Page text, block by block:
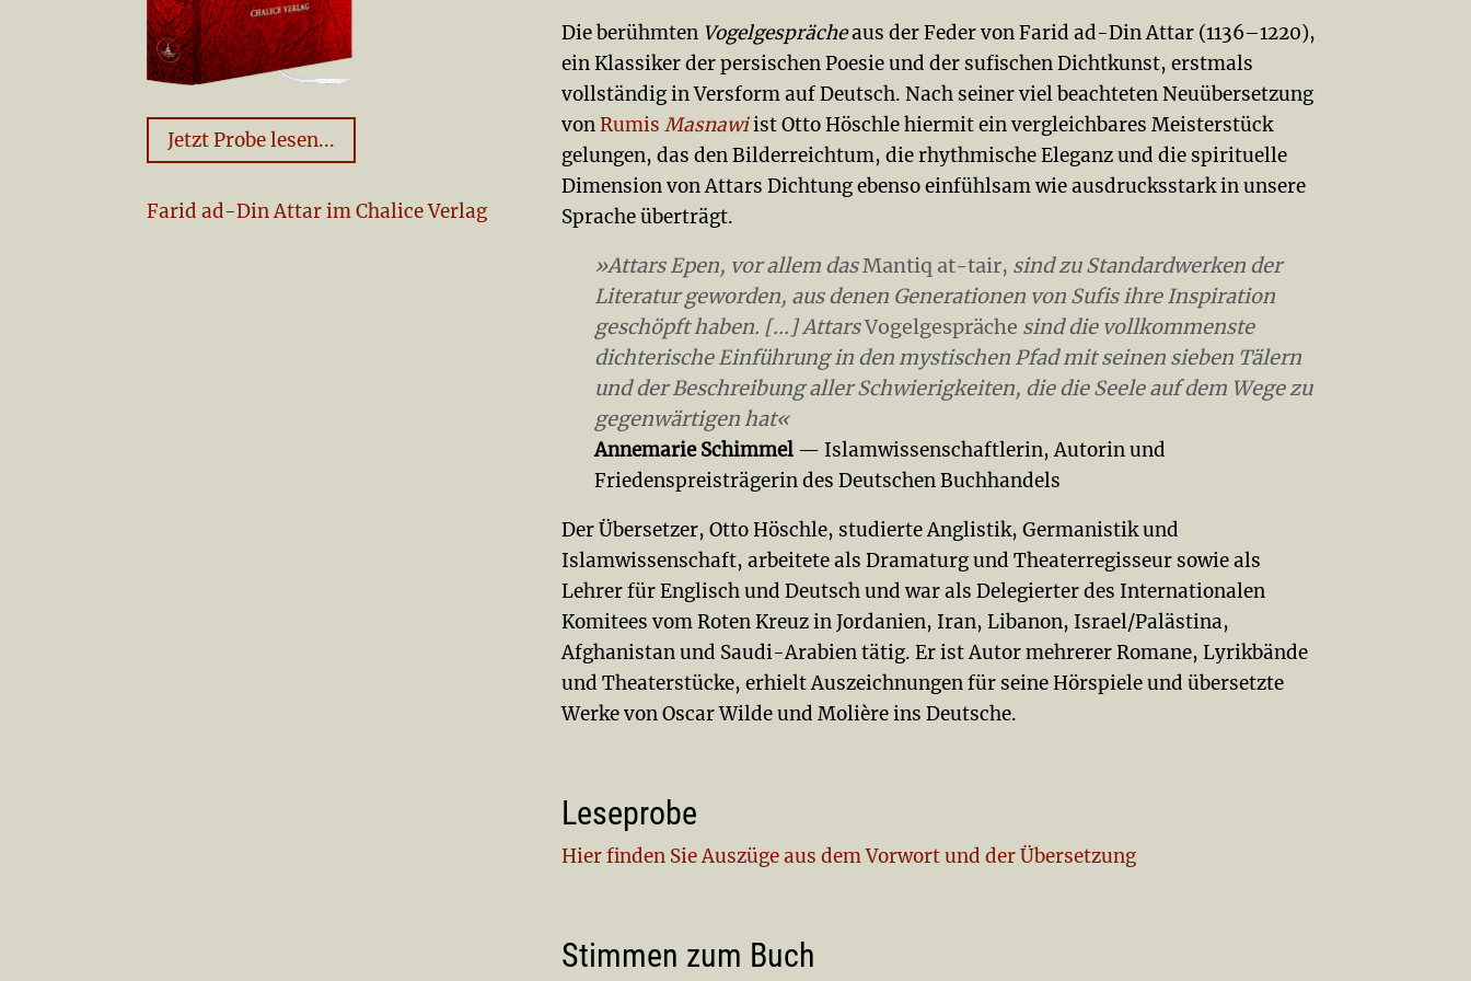
Jetzt Probe lesen...
Farid ad-Din Attar im Chalice Verlag
Die berühmten Vogelgesprächeaus der Feder von Farid ad-Din Attar (1136–1220),
ein Klassiker der persischen Poesie und der sufischen Dichtkunst, erstmals
vollständig in Versform auf Deutsch. Nach seiner viel beachteten Neuübersetzung
vonRumis Masnawiist Otto Höschle hiermit ein vergleichbares Meisterstück
gelungen, das den Bilderreichtum, die rhythmische Eleganz und die spirituelle
Dimension von Attars Dichtung ebenso einfühlsam wie ausdrucksstark in unsere
Sprache überträgt.
»Attars Epen, vor allem dasMantiq at-tair, sind zu Standardwerken der
Literatur geworden, aus denen Generationen von Sufis ihre Inspiration
geschöpft haben. [...] AttarsVogelgespräche sind die vollkommenste
dichterische Einführung in den mystischen Pfad mit seinen sieben Tälern
und der Beschreibung aller Schwierigkeiten, die die Seele auf dem Wege zu
gegenwärtigen hat«
Annemarie Schimmel— Islamwissenschaftlerin, Autorin und
Friedenspreisträgerin des Deutschen Buchhandels
Der Übersetzer, Otto Höschle, studierte Anglistik, Germanistik und
Islamwissenschaft, arbeitete als Dramaturg und Theaterregisseur sowie als
Lehrer für Englisch und Deutsch und war als Delegierter des Internationalen
Komitees vom Roten Kreuz in Jordanien, Iran, Libanon, Israel/Palästina,
Afghanistan und Saudi-Arabien tätig. Er ist Autor mehrerer Romane, Lyrikbände
und Theaterstücke, erhielt Auszeichnungen für seine Hörspiele und übersetzte
Werke von Oscar Wilde und Molière ins Deutsche.
Leseprobe
Hier finden Sie Auszüge aus dem Vorwort und der Übersetzung
Stimmen zum Buch